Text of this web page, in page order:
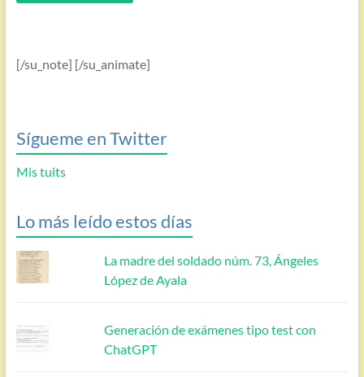
[/su_note] [/su_animate]
Sígueme en Twitter
Mis tuits
Lo más leído estos días
La madre del soldado núm. 73, Ángeles
López de Ayala
Generación de exámenes tipo test con
ChatGPT